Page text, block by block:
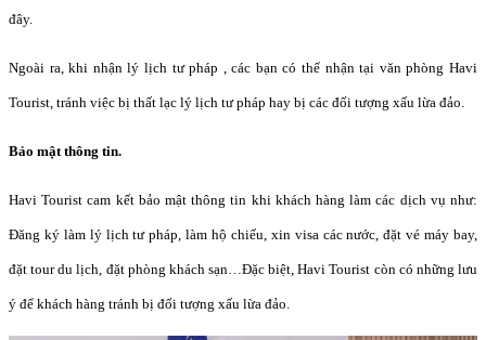
đây.
Ngoài ra, khi nhận lý lịch tư pháp , các bạn có thể nhận tại văn phòng Havi
Tourist, tránh việc bị thất lạc lý lịch tư pháp hay bị các đối tượng xấu lừa đảo.
Bảo mật thông tin.
Havi Tourist cam kết bảo mật thông tin khi khách hàng làm các dịch vụ như:
Đăng ký làm lý lịch tư pháp, làm hộ chiếu, xin visa các nước, đặt vé máy bay,
đặt tour du lịch, đặt phòng khách sạn…Đặc biệt, Havi Tourist còn có những lưu
ý để khách hàng tránh bị đối tượng xấu lừa đảo.